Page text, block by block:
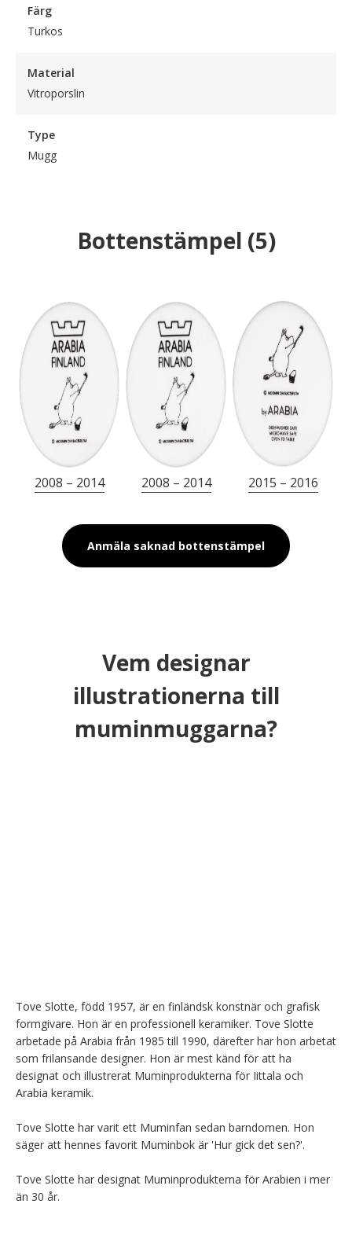
Färg
Turkos
Material
Vitroporslin
Type
Mugg
Bottenstämpel (5)
2008 – 2014 2008 – 2014 2015 – 2016
Anmäla saknad bottenstämpel
Vem designar
illustrationerna till
muminmuggarna?
Tove Slotte, född 1957, är en finländsk konstnär och grafisk
formgivare. Hon är en professionell keramiker. Tove Slotte
arbetade på Arabia från 1985 till 1990, därefter har hon arbetat
som frilansande designer. Hon är mest känd för att ha
designat och illustrerat Muminprodukterna för Iittala och
Arabia keramik.
Tove Slotte har varit ett Muminfan sedan barndomen. Hon
säger att hennes favorit Muminbok är 'Hur gick det sen?'.
Tove Slotte har designat Muminprodukterna för Arabien i mer
än 30 år.